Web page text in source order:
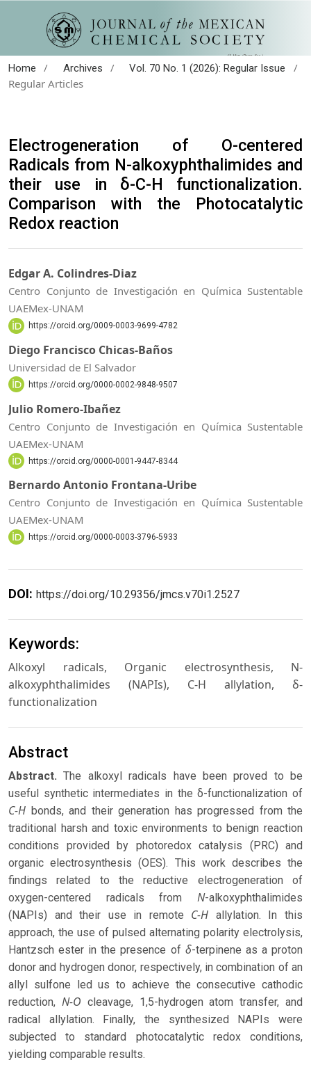
Home / Archives / Vol. 70 No. 1 (2026): Regular Issue
/
Regular Articles
Electrogeneration of O-centered
Radicals from N-alkoxyphthalimides and
their use in δ-C-H functionalization.
Comparison with the Photocatalytic
Redox reaction
Edgar A. Colindres-Diaz
Centro Conjunto de Investigación en Química Sustentable
UAEMex-UNAM
https://orcid.org/0009-0003-9699-4782
Diego Francisco Chicas-Baños
Universidad de El Salvador
https://orcid.org/0000-0002-9848-9507
Julio Romero-Ibañez
Centro Conjunto de Investigación en Química Sustentable
UAEMex-UNAM
https://orcid.org/0000-0001-9447-8344
Bernardo Antonio Frontana-Uribe
Centro Conjunto de Investigación en Química Sustentable
UAEMex-UNAM
https://orcid.org/0000-0003-3796-5933
DOI: https://doi.org/10.29356/jmcs.v70i1.2527
Keywords:
Alkoxyl radicals, Organic electrosynthesis, N-
alkoxyphthalimides (NAPIs), C-H allylation, δ-
functionalization
Abstract
Abstract. The alkoxyl radicals have been proved to be
useful synthetic intermediates in the δ-functionalization of
C-H bonds, and their generation has progressed from the
traditional harsh and toxic environments to benign reaction
conditions provided by photoredox catalysis (PRC) and
organic electrosynthesis (OES). This work describes the
findings related to the reductive electrogeneration of
oxygen-centered radicals from N-alkoxyphthalimides
(NAPIs) and their use in remote C-H allylation. In this
approach, the use of pulsed alternating polarity electrolysis,
Hantzsch ester in the presence of δ-terpinene as a proton
donor and hydrogen donor, respectively, in combination of an
allyl sulfone led us to achieve the consecutive cathodic
reduction, N-O cleavage, 1,5-hydrogen atom transfer, and
radical allylation. Finally, the synthesized NAPIs were
subjected to standard photocatalytic redox conditions,
yielding comparable results.